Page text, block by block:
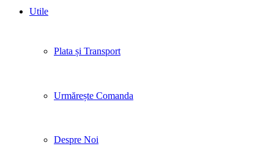
Utile
Plata și Transport
Urmărește Comanda
Despre Noi